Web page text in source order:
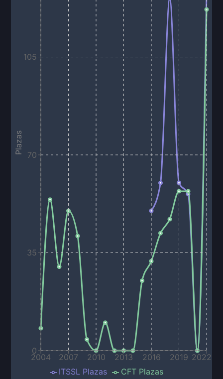
2004 2007 2010 2013 2016 2019 2022
0
35
70
105
Plazas
ITSSL Plazas CFT Plazas